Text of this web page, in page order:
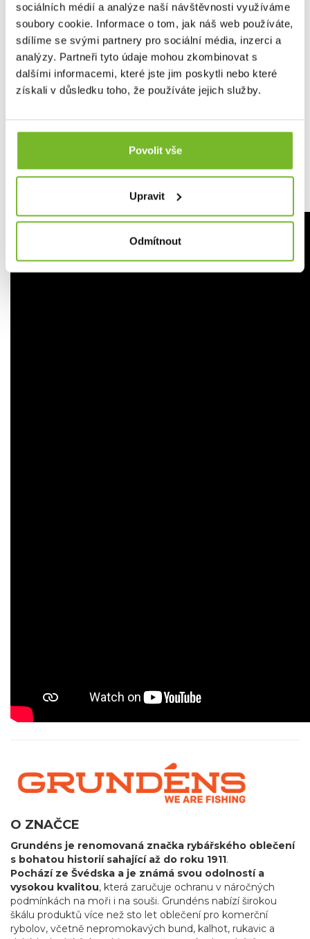
sociálních médií a analýze naší návštěvnosti využíváme
soubory cookie. Informace o tom, jak náš web používáte,
sdílíme se svými partnery pro sociální média, inzerci a
analýzy. Partneři tyto údaje mohou zkombinovat s
dalšími informacemi, které jste jim poskytli nebo které
získali v důsledku toho, že používáte jejich služby.
Povolit vše
Upravit
Odmítnout
Integrované otvory na palce udržují rukávy na místě a
O ZNAČCE
Grundéns je renomovaná značka rybářského oblečení
s bohatou historií sahající až do roku 1911.
Pochází ze Švédska a je známá svou odolností a
vysokou kvalitou, která zaručuje ochranu v náročných
podmínkách na moři i na souši. Grundéns nabízí širokou
škálu produktů více než sto let oblečení pro komerční
rybolov, včetně nepromokavých bund, kalhot, rukavic a